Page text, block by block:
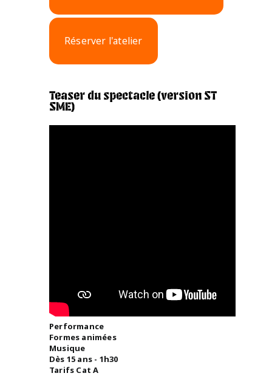
Réserver l'atelier
Teaser du spectacle (version ST
SME)
Performance
Formes animées
Musique
Dès 15 ans - 1h30
Tarifs Cat A